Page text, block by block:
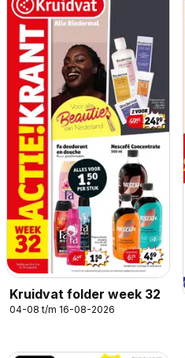
Kruidvat folder week 32
04-08 t/m 16-08-2026